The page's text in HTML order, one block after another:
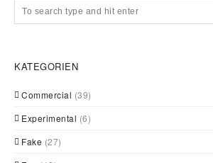
KATEGORIEN
Commercial (39)
Experimental (6)
Fake (27)